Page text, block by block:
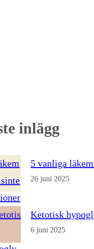
inlägg
5 vanliga
26 juni 2025
Ketotisk
6 juni 2025